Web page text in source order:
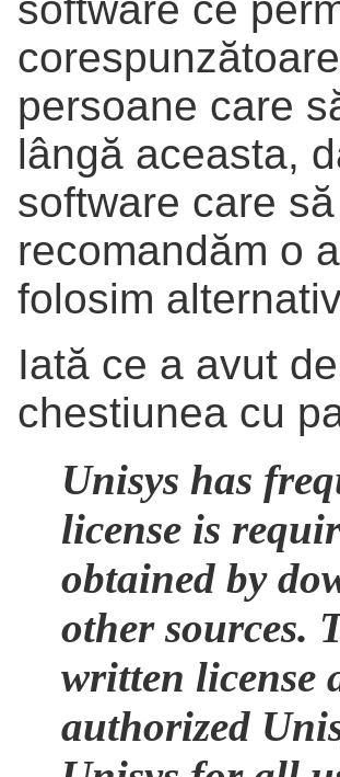
persoane care
lângă aceasta,
software care
recomandăm o
folosim
Iată ce a avut
chestiunea cu
Unisys has
license is
obtained by
other sources.
written license
authorized